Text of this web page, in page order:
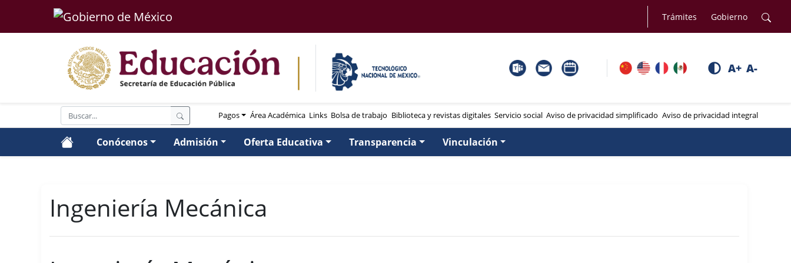
Trámites Gobierno
A+ A-
Pagos Área Académica Links Bolsa de trabajo Biblioteca y revistas digitales Servicio social Aviso de privacidad simplificado Aviso de privacidad integral
Conócenos Admisión Oferta Educativa Transparencia Vinculación
Ingeniería Mecánica